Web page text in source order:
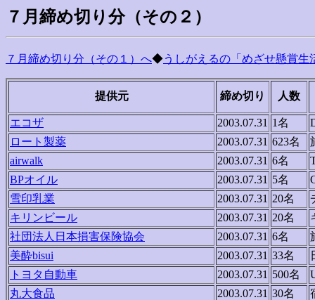
７月締め切り分（その２）
７月締め切り分（その１）へ◆うしがえるの「めざせ懸賞生
提供元 締め切り 人数
エコザ 2003.07.31 1名
ロート製薬
2003.07.31 623名
airwalk
2003.07.31 6名
BPオイル
2003.07.31 5名
雪印乳業
2003.07.31 20名
キリンビール
2003.07.31 20名
社団法人日本損害保険協会
2003.07.31 6名
美酔bisui
2003.07.31 33名
トヨタ自動車
2003.07.31 500名
丸大食品
2003.07.31 30名